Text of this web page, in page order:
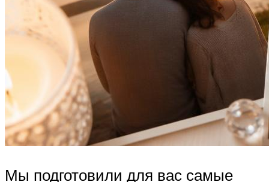
Мы подготовили для вас самые